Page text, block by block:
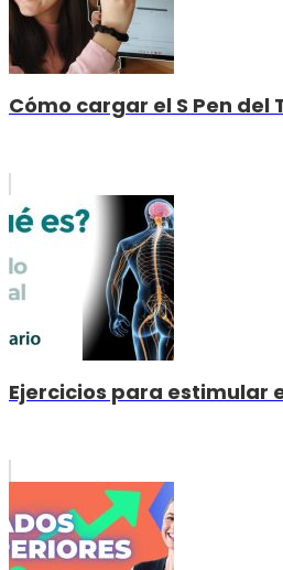
Cómo cargar el S Pen del
Ejercicios para estimular